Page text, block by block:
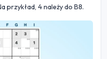
przykład, 4 należy do B8.